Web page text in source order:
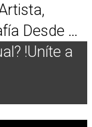
Desde …
!Uníte a